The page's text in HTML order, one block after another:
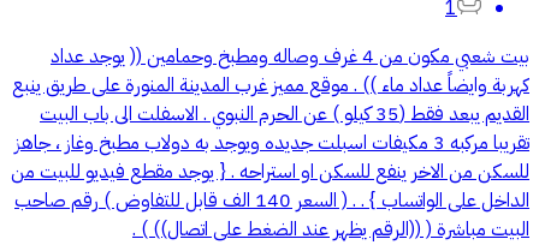
1
بيت شعبي مكون من 4 غرف وصاله ومطبخ وحمامين (( يوجد عداد
كهربة وايضاً عداد ماء )) . موقع مميز غرب المدينة المنورة على طريق ينبع
القديم يبعد فقط (35 كيلو ) عن الحرم النبوي . الاسفلت الى باب البيت
تقريبا مركبه 3 مكيفات اسبلت جديده ويوجد به دولاب مطبخ وغاز ، جاهز
للسكن من الاخر ينفع للسكن او استراحه . { يوجد مقطع فيديو للبيت من
الداخل على الواتساب } . . ( السعر 140 الف قابل للتفاوض ) رقم صاحب
البيت مباشرة ( ((الرقم يظهر عند الضغط على اتصال)) ) .